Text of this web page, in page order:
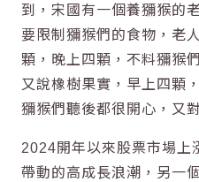
到，宋國有一個養獼猴的
要限制獼猴們的食物，老
顆，晚上四顆，不料獼猴
又說橡樹果實，早上四顆
獼猴們聽後都很開心，又
2024開年以來股票市場上
帶動的高成長浪潮，另一